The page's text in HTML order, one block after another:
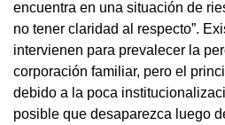
encuentra en una situación de
no tener claridad al respecto”.
intervienen para prevalecer la
corporación familiar, pero el
debido a la poca
posible que desaparezca luego